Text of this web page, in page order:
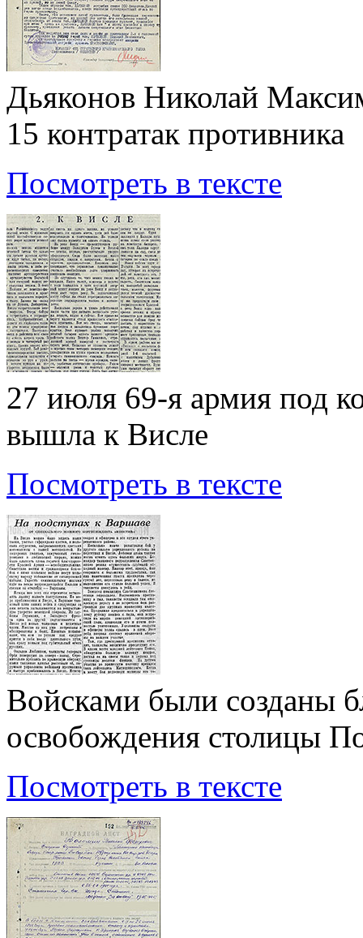
Дьяконов Николай
15 контратак противника
Посмотреть в тексте
27 июля 69-я армия под
вышла к Висле
Посмотреть в тексте
Войсками были созданы
освобождения столицы
Посмотреть в тексте